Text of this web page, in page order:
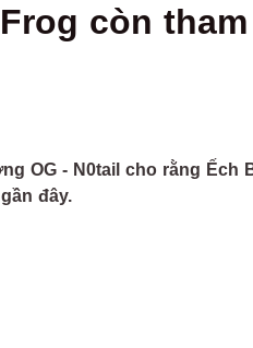
còn
OG - N0tail cho rằng Ếch
đây.